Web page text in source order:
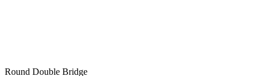
Round Double Bridge